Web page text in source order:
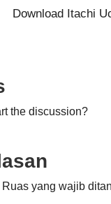
Download Itachi
the discussion?
Ruas yang wajib